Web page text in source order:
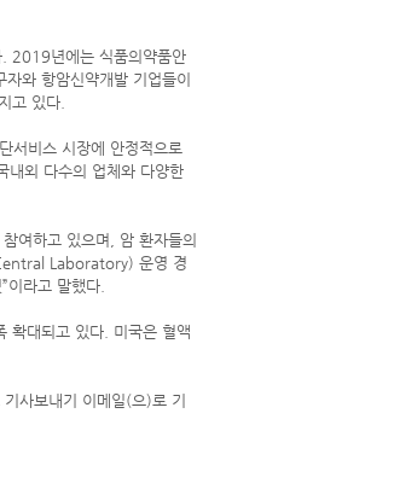
2019년에는 식품의약품안
와 항암신약개발 기업들이
고 있다.
서비스 시장에 안정적으로
내외 다수의 업체와 다양한
여하고 있으며, 암 환자들의
Laboratory) 운영 경
라고 말했다.
확대되고 있다. 미국은 혈액
사보내기 이메일(으)로 기